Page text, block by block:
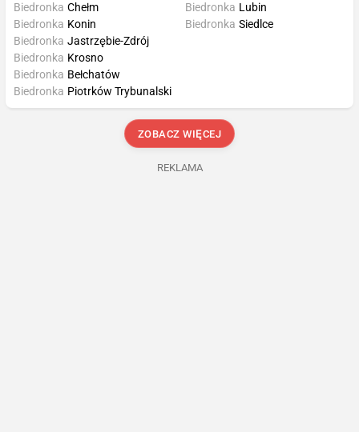
Biedronka Chełm
Biedronka Konin
Biedronka Lubin
Biedronka Siedlce
Biedronka Jastrzębie-Zdrój
Biedronka Krosno
Biedronka Bełchatów
Biedronka Piotrków Trybunalski
ZOBACZ WIĘCEJ
REKLAMA